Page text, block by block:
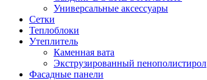
Универсальные аксессуары
Сетки
Теплоблоки
Утеплитель
Каменная вата
Экструзированный пенополистирол
Фасадные панели